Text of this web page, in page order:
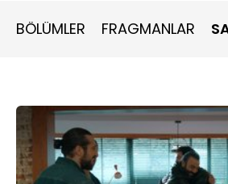
BÖLÜMLER FRAGMANLAR